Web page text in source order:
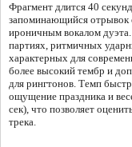
Фрагмент длится 40
запоминающийся
ироничным вокалом
партиях, ритмичных
характерных для
более высокий тембр и
для рингтонов. Темп
ощущение праздника и
сек), что позволяет
трека.